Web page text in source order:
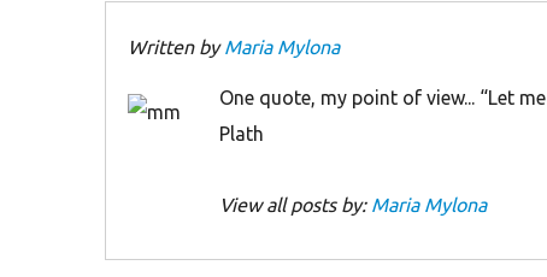
Written byMaria Mylona
Οne quote, my point of view... “Let
Plath
View all posts by: Maria Mylona